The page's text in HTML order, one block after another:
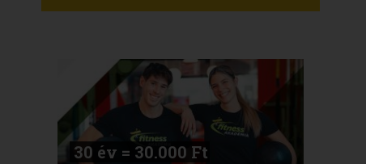
30 év = 30.000 Ft